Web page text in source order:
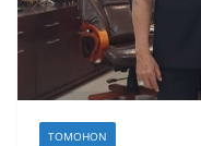
TOMOHON